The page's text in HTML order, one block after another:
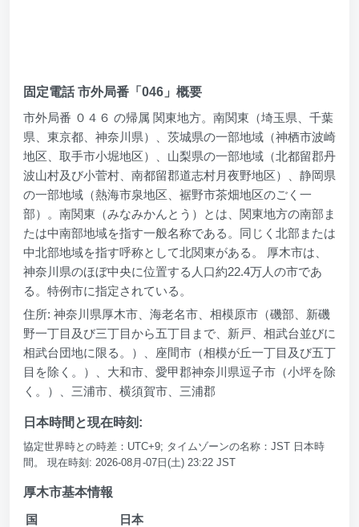
固定電話 市外局番「046」概要
市外局番 ０４６ の帰属 関東地方。南関東（埼玉県、千葉
県、東京都、神奈川県）、茨城県の一部地域（神栖市波崎
地区、取手市小堀地区）、山梨県の一部地域（北都留郡丹
波山村及び小菅村、南都留郡道志村月夜野地区）、静岡県
の一部地域（熱海市泉地区、裾野市茶畑地区のごく一
部）。南関東（みなみかんとう）とは、関東地方の南部ま
たは中南部地域を指す一般名称である。同じく北部または
中北部地域を指す呼称として北関東がある。 厚木市は、
神奈川県のほぼ中央に位置する人口約22.4万人の市であ
る。特例市に指定されている。
住所: 神奈川県厚木市、海老名市、相模原市（磯部、新磯
野一丁目及び三丁目から五丁目まで、新戸、相武台並びに
相武台団地に限る。）、座間市（相模が丘一丁目及び五丁
目を除く。）、大和市、愛甲郡神奈川県逗子市（小坪を除
く。）、三浦市、横須賀市、三浦郡
日本時間と現在時刻:
協定世界時との時差：UTC+9; タイムゾーンの名称：JST 日本時
間。 現在時刻: 2026-08月-07日(土) 23:22 JST
厚木市基本情報
国
日本